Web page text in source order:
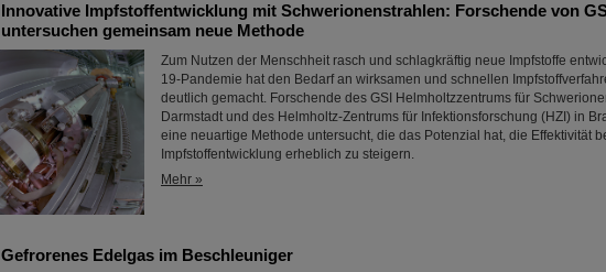
Innovative Impfstoffentwicklung mit Schwerionenstrahlen: Forschende von
untersuchen gemeinsam neue Methode
Zum Nutzen der Menschheit rasch und schlagkräftig neue Impfstoffe
19-Pandemie hat den Bedarf an wirksamen und schnellen
deutlich gemacht. Forschende des GSI Helmholtzzentrums für
Darmstadt und des Helmholtz-Zentrums für Infektionsforschung (HZI) in
eine neuartige Methode untersucht, die das Potenzial hat, die Effektivität
Impfstoffentwicklung erheblich zu steigern.
Mehr »
Gefrorenes Edelgas im Beschleuniger